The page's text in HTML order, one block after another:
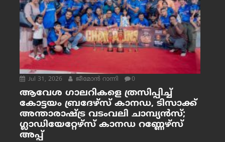
Jul 31, 2026 ജീമോന്‍ റാന്നി 0
ആവേശ ഗാലറികളെ ത്രസിപ്പിച്ച്
കോട്ടയം ബ്രദേഴ്‌സ് കാനഡ, ടിസാക്ക്
അന്താരാഷ്ട്ര വടംവലി ചാമ്പ്യന്‍സ്;
ഗ്ലാഡിയേറ്റേഴ്‌സ് കാനഡ റണ്ണേഴ്‌സ്
അപ്പ്